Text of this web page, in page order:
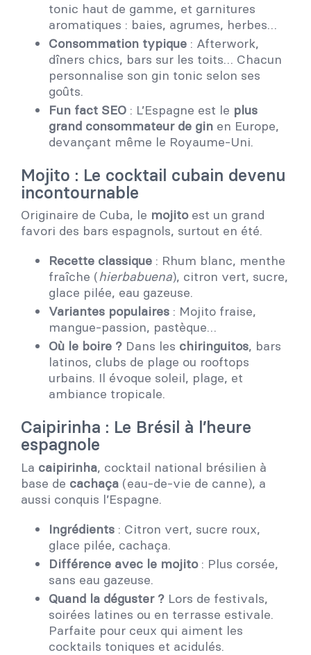
tonic haut de gamme, et garnitures
aromatiques : baies, agrumes, herbes…
Consommation typique: Afterwork,
dîners chics, bars sur les toits… Chacun
personnalise son gin tonic selon ses
goûts.
Fun fact SEO: L’Espagne est le plus
grand consommateur de ginen Europe,
devançant même le Royaume-Uni.
Mojito : Le cocktail cubain devenu
incontournable
Originaire de Cuba, le mojitoest un grand
favori des bars espagnols, surtout en été.
Recette classique: Rhum blanc, menthe
fraîche (hierbabuena), citron vert, sucre,
glace pilée, eau gazeuse.
Variantes populaires: Mojito fraise,
mangue-passion, pastèque…
Où le boire ?Dans les chiringuitos, bars
latinos, clubs de plage ou rooftops
urbains. Il évoque soleil, plage, et
ambiance tropicale.
Caipirinha : Le Brésil à l’heure
espagnole
La caipirinha, cocktail national brésilien à
base de cachaça(eau-de-vie de canne), a
aussi conquis l’Espagne.
Ingrédients: Citron vert, sucre roux,
glace pilée, cachaça.
Différence avec le mojito: Plus corsée,
sans eau gazeuse.
Quand la déguster ?Lors de festivals,
soirées latines ou en terrasse estivale.
Parfaite pour ceux qui aiment les
cocktails toniques et acidulés.